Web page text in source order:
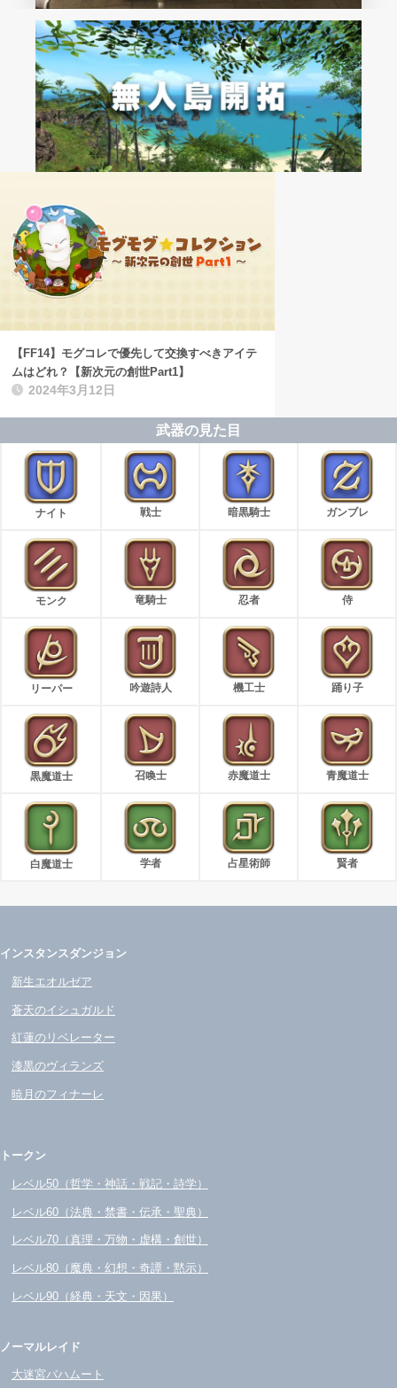
【FF14】モグコレで優先して交換すべきアイテ
ムはどれ？【新次元の創世Part1】
2024年3月12日
武器の見た目
ナイト 戦士 暗黒騎士 ガンブレ
モンク 竜騎士 忍者 侍
リーパー 吟遊詩人 機工士 踊り子
黒魔道士 召喚士 赤魔道士 青魔道士
白魔道士 学者 占星術師 賢者
インスタンスダンジョン
新生エオルゼア
蒼天のイシュガルド
紅蓮のリベレーター
漆黒のヴィランズ
暁月のフィナーレ
トークン
レベル50（哲学・神話・戦記・詩学）
レベル60（法典・禁書・伝承・聖典）
レベル70（真理・万物・虚構・創世）
レベル80（魔典・幻想・奇譚・黙示）
レベル90（経典・天文・因果）
ノーマルレイド
大迷宮バハムート